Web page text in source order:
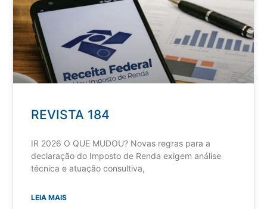
REVISTA 184
IR 2026 O QUE MUDOU? Novas regras para a
declaração do Imposto de Renda exigem análise
técnica e atuação consultiva,
LEIA MAIS